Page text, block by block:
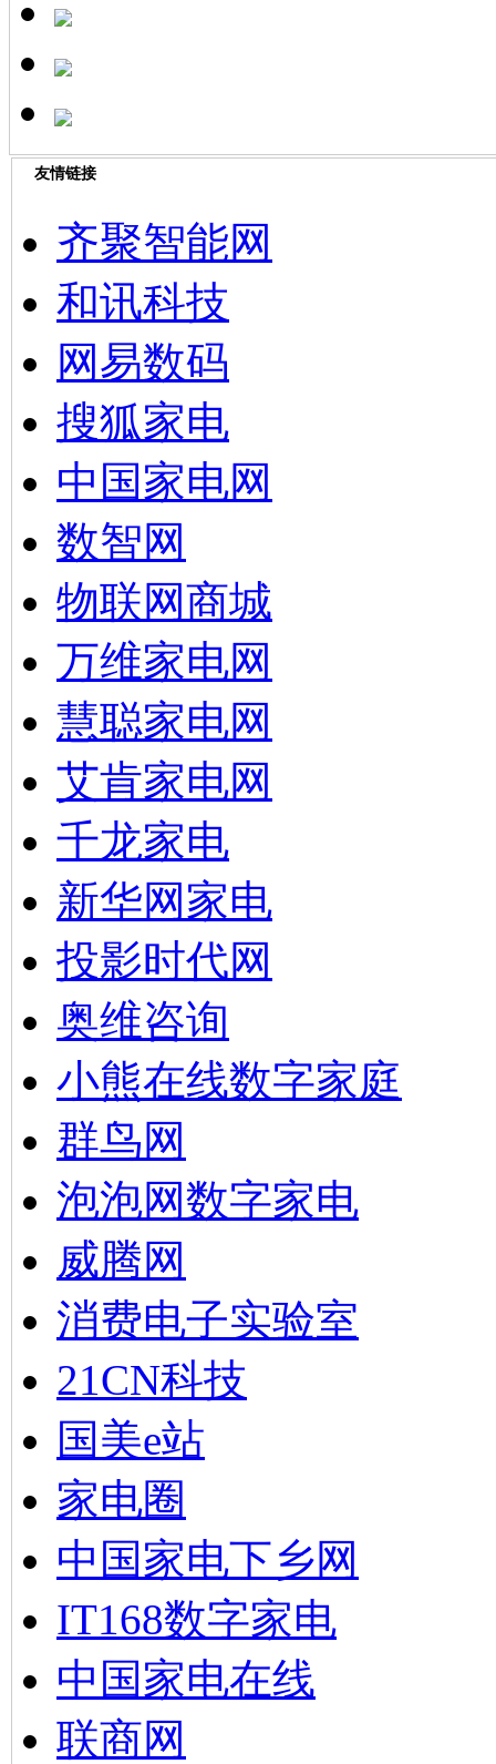
友情链接
齐聚智能网
和讯科技
网易数码
搜狐家电
中国家电网
数智网
物联网商城
万维家电网
慧聪家电网
艾肯家电网
千龙家电
新华网家电
投影时代网
奥维咨询
小熊在线数字家庭
群鸟网
泡泡网数字家电
威腾网
消费电子实验室
21CN科技
国美e站
家电圈
中国家电下乡网
IT168数字家电
中国家电在线
联商网